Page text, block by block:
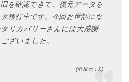
を確認できて、復元データを
移行中です。今回お世話にな
リカバリーさんには大感謝
ざいました。
(引用元：X)